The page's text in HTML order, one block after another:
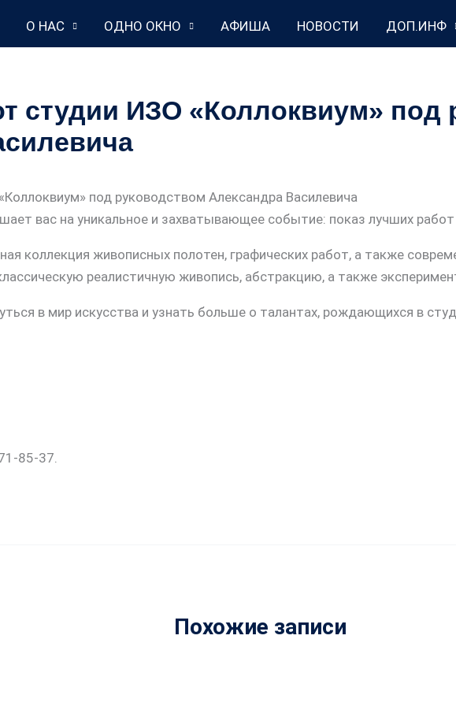
О НАС ОДНО ОКНО АФИША НОВОСТИ ДОП.ИНФ
студии ИЗО «Коллоквиум» под
вас на уникальное и захватывающее событие: показ лучших
коллекция живописных полотен, графических работ, а также
реалистичную живопись, абстракцию, а также
в мир искусства и узнать больше о талантах, рождающихся в
85-37.
Похожие записи